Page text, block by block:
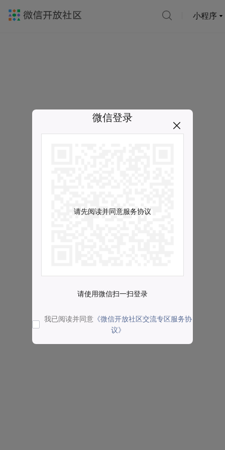
小程序
微信登录
请先阅读并同意服务协议
请使用微信扫一扫登录
我已阅读并同意 《微信开放社区交流专区服务协
议》